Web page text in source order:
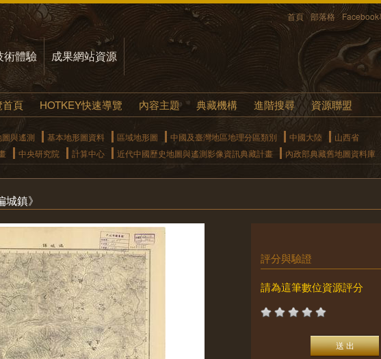
首頁 部落格 Facebook
術體驗 成果網站資源
首頁 HOTKEY快速導覽 內容主題 典藏機構 進階搜尋 資源聯盟
圖與遙測 基本地形圖資料 區域地形圖 中國及臺灣地區地理分區類別 中國大陸
山西省
中央研究院 計算中心 近代中國歷史地圖與遙測影像資訊典藏計畫 內政部典藏舊地圖資料庫
鎮》
評分與驗證
請為這筆數位資源評分